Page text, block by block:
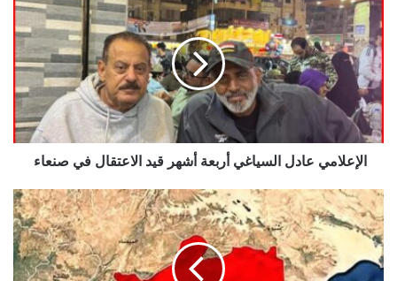
عادل
السياغي
أربعة
أشهر
قيد
الاعتقال
في
صنعاء
الإعلامي عادل السياغي أربعة أشهر قيد الاعتقال في صنعاء
انفجار
وتبادل
كثيف
لإطلاق
النار